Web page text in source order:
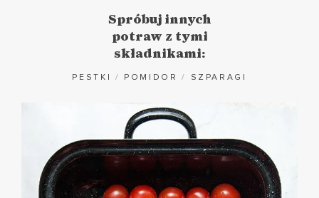
Spróbuj innych
potraw z tymi
składnikami:
PESTKI / POMIDOR / SZPARAGI